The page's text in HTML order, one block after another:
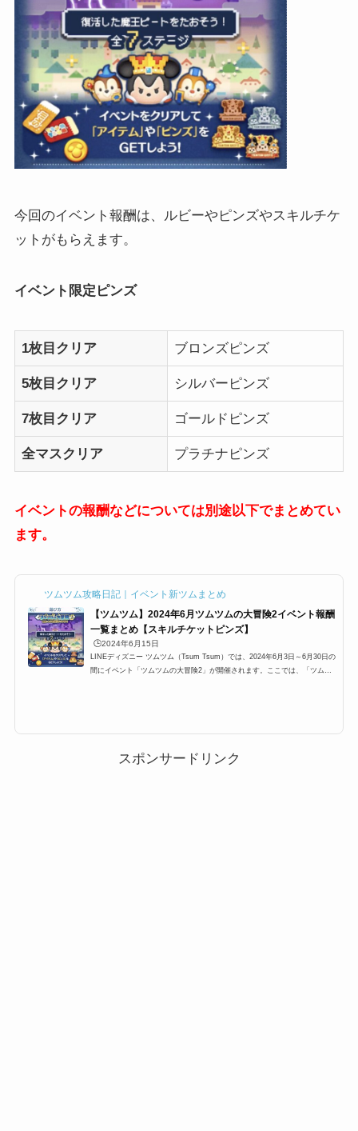
今回のイベント報酬は、ルビーやピンズやスキルチケ
ットがもらえます。
イベント限定ピンズ
1枚目クリア ブロンズピンズ
5枚目クリア シルバーピンズ
7枚目クリア ゴールドピンズ
全マスクリア プラチナピンズ
イベントの報酬などについては別途以下でまとめてい
ます。
ツムツム攻略日記｜イベント新ツムまとめ
【ツムツム】2024年6月ツムツムの大冒険2イベント報酬
一覧まとめ【スキルチケットピンズ】
🕒️2024年6月15日
LINEディズニー ツムツム（Tsum Tsum）では、2024年6月3日～6月30日の
間にイベント「ツムツムの大冒険2」が開催されます。ここでは、「ツムツ
トのクリア報酬一覧2024年6月ツム...
スポンサードリンク